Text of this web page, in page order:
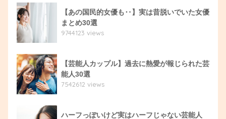
【あの国民的女優も‥】実は昔脱いでいた女優
まとめ30選
9744123 views
【芸能人カップル】過去に熱愛が報じられた芸
能人30選
7542612 views
ハーフっぽいけど実はハーフじゃない芸能人